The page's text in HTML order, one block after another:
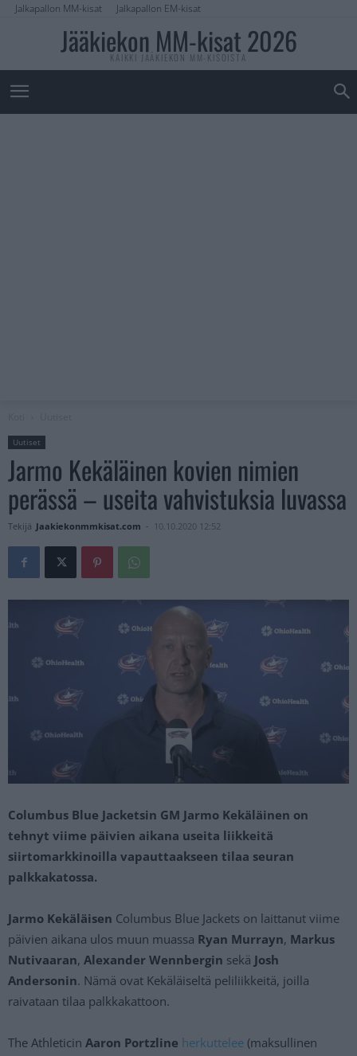
Jalkapallon MM-kisat Jalkapallon EM-kisat
Jääkiekon MM-kisat 2026
KAIKKI JÄÄKIEKON MM-KISOISTA
Uutiset
Jarmo Kekäläinen kovien nimien
perässä – useita vahvistuksia luvassa
Tekijä Jaakiekonmmkisat.com - 10.10.2020 12:52
Columbus Blue Jacketsin GM Jarmo Kekäläinen on
tehnyt viime päivien aikana useita liikkeitä
siirtomarkkinoilla vapauttaakseen tilaa seuran
palkkakatossa.
Jarmo Kekäläisen Columbus Blue Jackets on laittanut viime
päivien aikana ulos muun muassa Ryan Murrayn, Markus
Nutivaaran, Alexander Wennbergin sekä Josh
Andersonin. Nämä ovat Kekäläiseltä peliliikkeitä, joilla
raivataan tilaa palkkakattoon.
The Athleticin Aaron Portzline herkuttelee (maksullinen